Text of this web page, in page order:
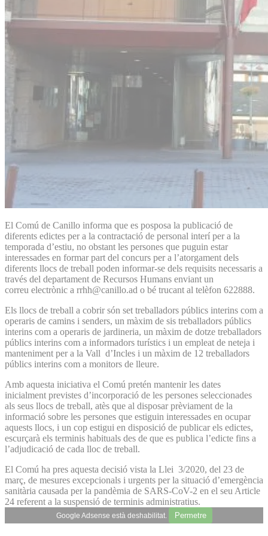
El Comú de Canillo informa que es posposa la publicació de
diferents edictes per a la contractació de personal interí per a la
temporada d’estiu, no obstant les persones que puguin estar
interessades en formar part del concurs per a l’atorgament dels
diferents llocs de treball poden informar-se dels requisits necessaris a
través del departament de Recursos Humans enviant un
correu electrònic a rrhh@canillo.ad o bé trucant al telèfon 622888.
Els llocs de treball a cobrir són set treballadors públics interins com a
operaris de camins i senders, un màxim de sis treballadors públics
interins com a operaris de jardineria, un màxim de dotze treballadors
públics interins com a informadors turístics i un empleat de neteja i
manteniment per a la Vall d’Incles i un màxim de 12 treballadors
públics interins com a monitors de lleure.
Amb aquesta iniciativa el Comú pretén mantenir les dates
inicialment previstes d’incorporació de les persones seleccionades
als seus llocs de treball, atès que al disposar prèviament de la
informació sobre les persones que estiguin interessades en ocupar
aquests llocs, i un cop estigui en disposició de publicar els edictes,
escurçarà els terminis habituals des de que es publica l’edicte fins a
l’adjudicació de cada lloc de treball.
El Comú ha pres aquesta decisió vista la Llei 3/2020, del 23 de
març, de mesures excepcionals i urgents per la situació d’emergència
sanitària causada per la pandèmia de SARS-CoV-2 en el seu Article
24 referent a la suspensió de terminis administratius.
Google Adsense està deshabilitat. Permetre